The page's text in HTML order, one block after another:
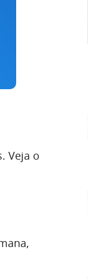
Veja o